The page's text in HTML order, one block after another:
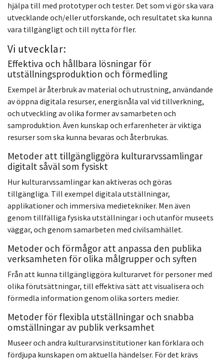
hjälpa till med prototyper och tester. Det som vi gör ska vara
utvecklande och/eller utforskande, och resultatet ska kunna
vara tillgängligt och till nytta för fler.
Vi utvecklar:
Effektiva och hållbara lösningar för
utställningsproduktion och förmedling
Exempel är återbruk av material och utrustning, användande
av öppna digitala resurser, energisnåla val vid tillverkning,
och utveckling av olika former av samarbeten och
samproduktion. Även kunskap och erfarenheter är viktiga
resurser som ska kunna bevaras och återbrukas.
Metoder att tillgängliggöra kulturarvssamlingar
digitalt såväl som fysiskt
Hur kulturarvssamlingar kan aktiveras och göras
tillgängliga. Till exempel digitala utställningar,
applikationer och immersiva medietekniker. Men även
genom tillfälliga fysiska utställningar i och utanför museets
väggar, och genom samarbeten med civilsamhället.
Metoder och förmågor att anpassa den publika
verksamheten för olika målgrupper och syften
Från att kunna tillgängliggöra kulturarvet för personer med
olika förutsättningar, till effektiva sätt att visualisera och
förmedla information genom olika sorters medier.
Metoder för flexibla utställningar och snabba
omställningar av publik verksamhet
Museer och andra kulturarvsinstitutioner kan förklara och
fördjupa kunskapen om aktuella händelser. För det krävs